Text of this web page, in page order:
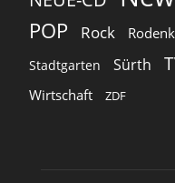
POP Rock
Stadtgarten Sürth
Wirtschaft ZDF